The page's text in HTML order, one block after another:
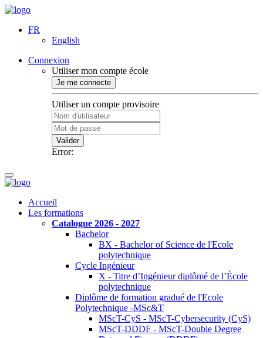
FR
English
Connexion
Utiliser mon compte école
Je me connecte
Utiliser un compte provisoire
Valider
Error:
Accueil
Les formations
Catalogue 2026 - 2027
Bachelor
BX - Bachelor of Science de l'Ecole
polytechnique
Cycle Ingénieur
X - Titre d’Ingénieur diplômé de l’École
polytechnique
Diplôme de formation gradué de l'Ecole
Polytechnique -MSc&T
MScT-CyS - MScT-Cybersecurity (CyS)
MScT-DDDF - MScT-Double Degree